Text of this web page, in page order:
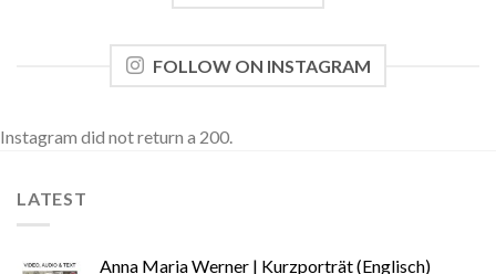
FOLLOW ON INSTAGRAM
Instagram did not return a 200.
LATEST
Anna Maria Werner | Kurzporträt (Englisch)